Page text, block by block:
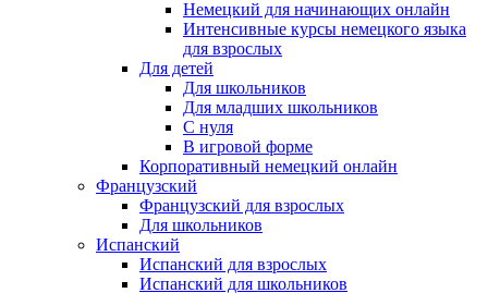
Немецкий для начинающих онлайн
Интенсивные курсы немецкого языка
для взрослых
Для детей
Для школьников
Для младших школьников
С нуля
В игровой форме
Корпоративный немецкий онлайн
Французский
Французский для взрослых
Для школьников
Испанский
Испанский для взрослых
Испанский для школьников